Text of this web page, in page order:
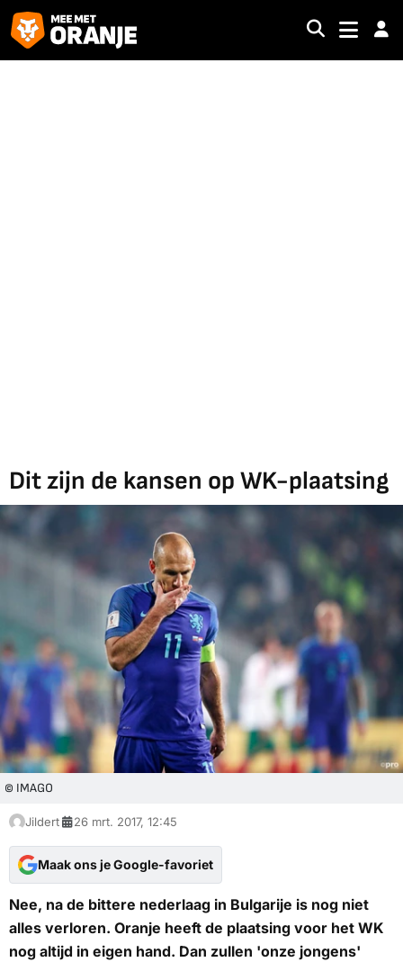
Dit zijn de kansen op WK-plaatsing
© IMAGO
Jildert 26 mrt. 2017, 12:45
Maak ons je Google-favoriet
Nee, na de bittere nederlaag in Bulgarije is nog niet
alles verloren. Oranje heeft de plaatsing voor het WK
nog altijd in eigen hand. Dan zullen 'onze jongens'